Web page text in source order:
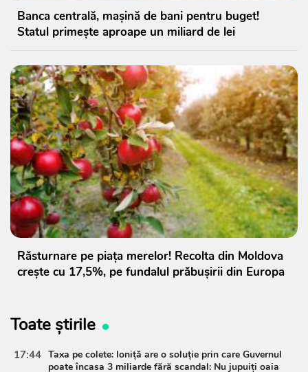
Banca centrală, mașină de bani pentru buget!
Statul primește aproape un miliard de lei
Răsturnare pe piața merelor! Recolta din Moldova
crește cu 17,5%, pe fundalul prăbușirii din Europa
Toate știrile
17:44 Taxa pe colete: Ioniță are o soluție prin care Guvernul
poate încasa 3 miliarde fără scandal: Nu jupuiți oaia